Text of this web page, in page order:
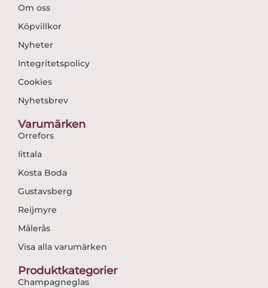
Om oss
Köpvillkor
Nyheter
Integritetspolicy
Cookies
Nyhetsbrev
Varumärken
Orrefors
Iittala
Kosta Boda
Gustavsberg
Reijmyre
Målerås
Visa alla varumärken
Produktkategorier
Champagneglas